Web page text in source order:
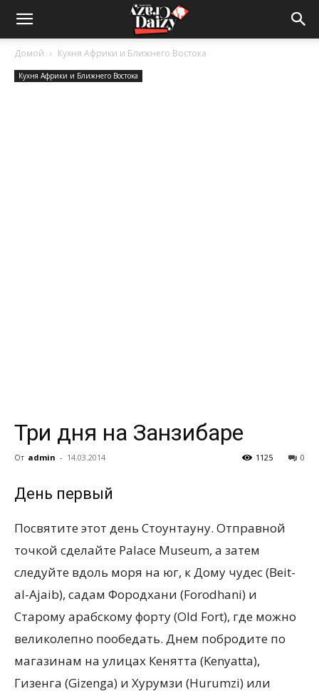
Crazy-
Daizy
Домой Кухня Африки и Ближнего Востока
Кухня Африки и Ближнего Востока
Три дня на Занзибаре
От admin - 14.03.2014 0
1125
День первый
Посвятите этот день Стоунтауну. Отправной
точкой сделайте Palace Museum, а затем
следуйте вдоль моря на юг, к Дому чудес(Beit-
al-Ajaib), садам Фородхани (Forodhani) и
Старому арабскому форту (Old Fort), где можно
великолепно пообедать. Днем побродите по
магазинам на улицах Кенятта (Kenyatta),
Гизенга (Gizenga) и Хурумзи (Hurumzi) или